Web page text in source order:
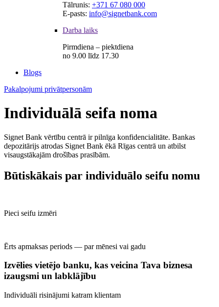
Tālrunis: +371 67 080 000
E-pasts: info@signetbank.com
Darba laiks
Pirmdiena – piektdiena
no 9.00 līdz 17.30
Blogs
Pakalpojumi privātpersonām
Individuālā seifa noma
Signet Bank vērtību centrā ir pilnīga konfidencialitāte. Bankas
depozitārijs atrodas Signet Bank ēkā Rīgas centrā un atbilst
visaugstākajām drošības prasībām.
Būtiskākais par individuālo seifu nomu
Pieci seifu izmēri
Ērts apmaksas periods — par mēnesi vai gadu
Izvēlies vietējo banku, kas veicina Tava biznesa
izaugsmi un labklājību
Individuāli risinājumi katram klientam